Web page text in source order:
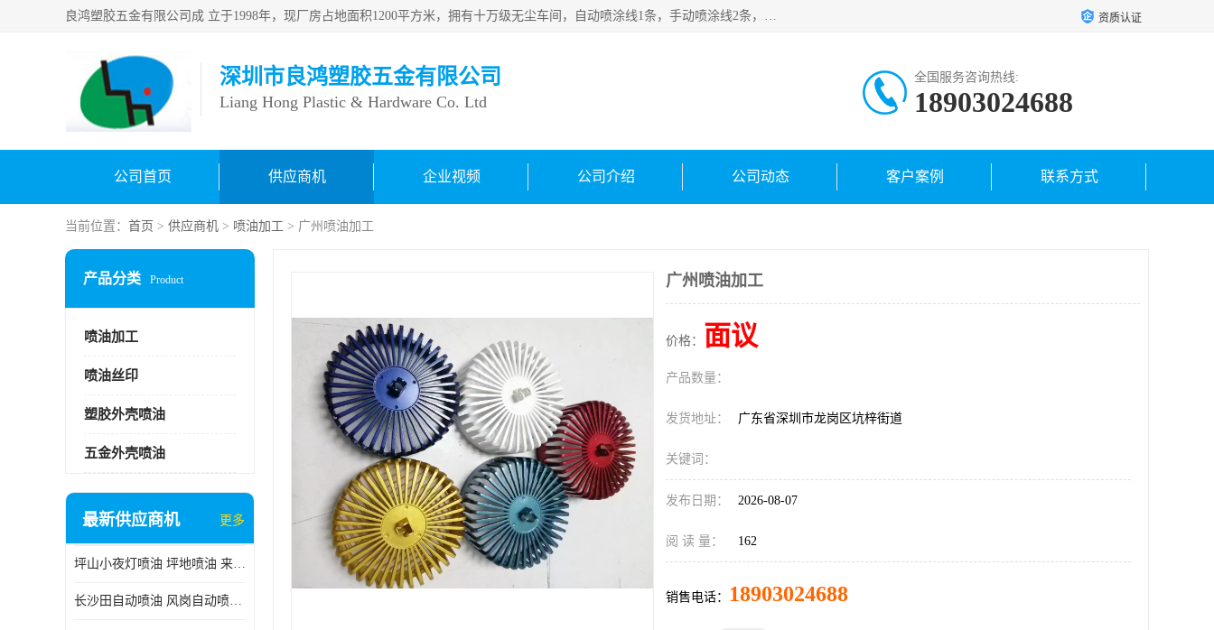
良鸿塑胶五金有限公司成 立于1998年，现厂房占地面积1200平方米，拥有十万级无尘车间，自动喷涂线1条，手动喷涂线2条，丝印移印滚印烫印拉线1条，本公司自建厂以来一直 以“顾客、品质、服务三个第一”为原则，从来货到处理、喷漆、烘烤、品检、包装等每一道工序都严格把持质量关，竭诚为广大朋友、客户服务。现如今已深得广 大客户信赖。 资质认证
深圳市良鸿塑胶五金有限公司
Liang Hong Plastic & Hardware Co. Ltd
全国服务咨询热线:
18903024688
公司首页 供应商机 企业视频 公司介绍 公司动态 客户案例 联系方式
当前位置： 首页 > 供应商机 > 喷油加工 > 广州喷油加工
产品分类 Product
喷油加工
喷油丝印
塑胶外壳喷油
五金外壳喷油
最新供应商机 更多
坪山小夜灯喷油 坪地喷油 来样订做
长沙田自动喷油 风岗自动喷涂 良鸿塑胶五金
广州喷油加工
价格： 面议
产品数量：
发货地址： 广东省深圳市龙岗区坑梓街道
关键词：
发布日期： 2026-08-07
阅 读 量： 162
销售电话： 18903024688